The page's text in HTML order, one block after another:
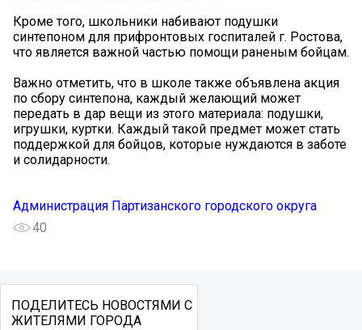
Кроме того, школьники набивают подушки
синтепоном для прифронтовых госпиталей г. Ростова,
что является важной частью помощи раненым бойцам.
Важно отметить, что в школе также объявлена акция
по сбору синтепона, каждый желающий может
передать в дар вещи из этого материала: подушки,
игрушки, куртки. Каждый такой предмет может стать
поддержкой для бойцов, которые нуждаются в заботе
и солидарности.
Администрация Партизанского городского округа
40
ПОДЕЛИТЕСЬ НОВОСТЯМИ С
ЖИТЕЛЯМИ ГОРОДА